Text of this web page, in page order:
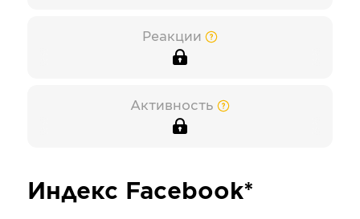
Реакции
Активность
Индекс Facebook*